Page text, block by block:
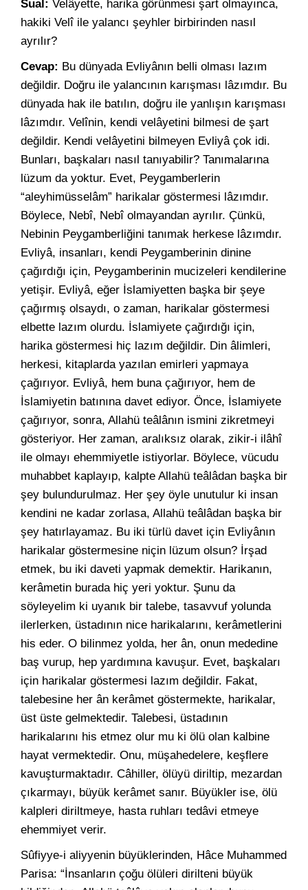
Sual: Velâyette, harika görünmesi şart olmayınca,
hakiki Velî ile yalancı şeyhler birbirinden nasıl
ayrılır?
Cevap: Bu dünyada Evliyânın belli olması lazım
değildir. Doğru ile yalancının karışması lâzımdır. Bu
dünyada hak ile batılın, doğru ile yanlışın karışması
lâzımdır. Velînin, kendi velâyetini bilmesi de şart
değildir. Kendi velâyetini bilmeyen Evliyâ çok idi.
Bunları, başkaları nasıl tanıyabilir? Tanımalarına
lüzum da yoktur. Evet, Peygamberlerin
“aleyhimüsselâm” harikalar göstermesi lâzımdır.
Böylece, Nebî, Nebî olmayandan ayrılır. Çünkü,
Nebinin Peygamberliğini tanımak herkese lâzımdır.
Evliyâ, insanları, kendi Peygamberinin dinine
çağırdığı için, Peygamberinin mucizeleri kendilerine
yetişir. Evliyâ, eğer İslamiyetten başka bir şeye
çağırmış olsaydı, o zaman, harikalar göstermesi
elbette lazım olurdu. İslamiyete çağırdığı için,
harika göstermesi hiç lazım değildir. Din âlimleri,
herkesi, kitaplarda yazılan emirleri yapmaya
çağırıyor. Evliyâ, hem buna çağırıyor, hem de
İslamiyetin batınına davet ediyor. Önce, İslamiyete
çağırıyor, sonra, Allahü teâlânın ismini zikretmeyi
gösteriyor. Her zaman, aralıksız olarak, zikir-i ilâhî
ile olmayı ehemmiyetle istiyorlar. Böylece, vücudu
muhabbet kaplayıp, kalpte Allahü teâlâdan başka bir
şey bulundurulmaz. Her şey öyle unutulur ki insan
kendini ne kadar zorlasa, Allahü teâlâdan başka bir
şey hatırlayamaz. Bu iki türlü davet için Evliyânın
harikalar göstermesine niçin lüzum olsun? İrşad
etmek, bu iki daveti yapmak demektir. Harikanın,
kerâmetin burada hiç yeri yoktur. Şunu da
söyleyelim ki uyanık bir talebe, tasavvuf yolunda
ilerlerken, üstadının nice harikalarını, kerâmetlerini
his eder. O bilinmez yolda, her ân, onun mededine
baş vurup, hep yardımına kavuşur. Evet, başkaları
için harikalar göstermesi lazım değildir. Fakat,
talebesine her ân kerâmet göstermekte, harikalar,
üst üste gelmektedir. Talebesi, üstadının
harikalarını his etmez olur mu ki ölü olan kalbine
hayat vermektedir. Onu, müşahedelere, keşflere
kavuşturmaktadır. Câhiller, ölüyü diriltip, mezardan
çıkarmayı, büyük kerâmet sanır. Büyükler ise, ölü
kalpleri diriltmeye, hasta ruhları tedâvi etmeye
ehemmiyet verir.
Sûfiyye-i aliyyenin büyüklerinden, Hâce Muhammed
Parisa: “İnsanların çoğu ölüleri dirilteni büyük